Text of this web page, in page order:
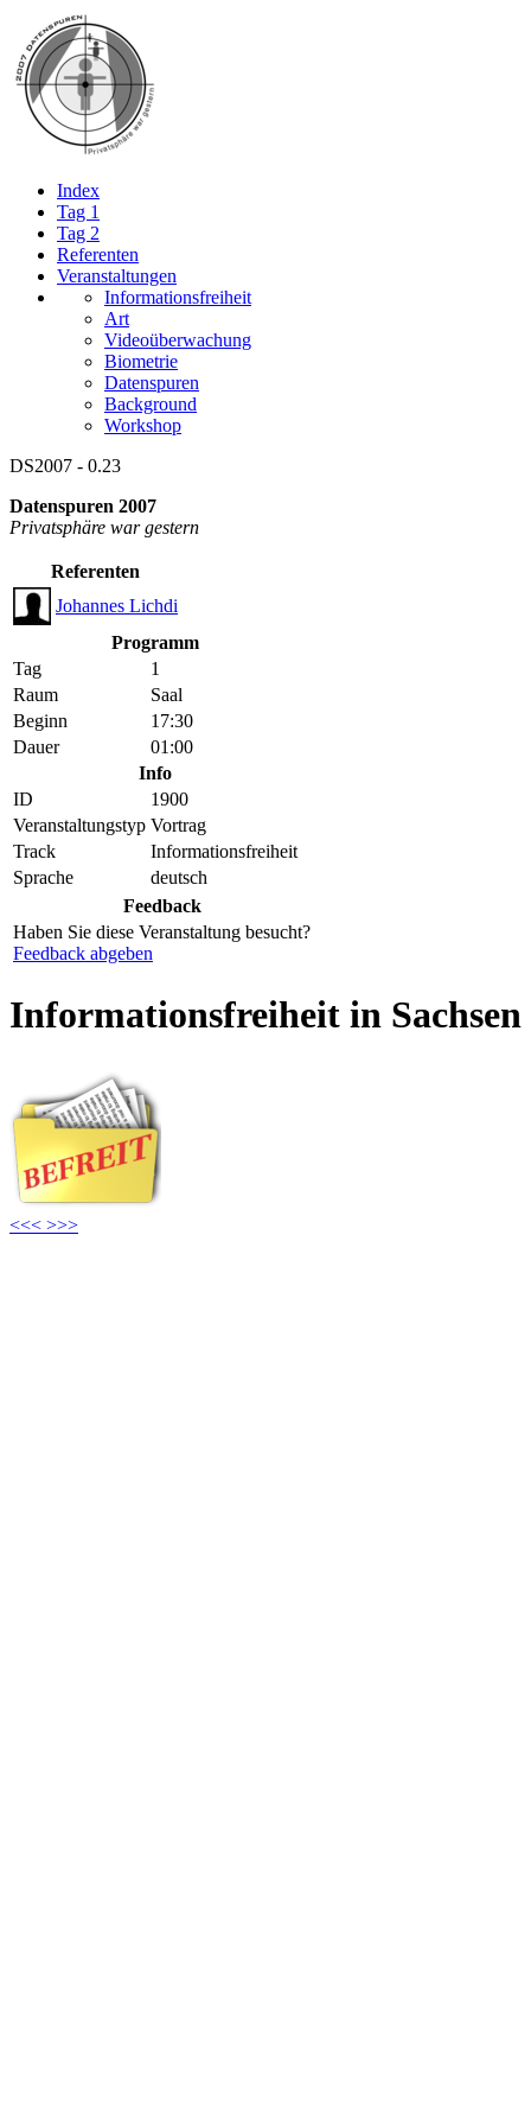
Index
Tag 1
Tag 2
Referenten
Veranstaltungen
Informationsfreiheit
Art
Videoüberwachung
Biometrie
Datenspuren
Background
Workshop
DS2007 - 0.23
Datenspuren 2007
Privatsphäre war gestern
Referenten
Johannes Lichdi
Programm
Tag
1
Raum
Saal
Beginn
17:30
Dauer
01:00
Info
ID
1900
Veranstaltungstyp Vortrag
Track
Informationsfreiheit
Sprache
deutsch
Feedback
Haben Sie diese Veranstaltung besucht?
Feedback abgeben
Informationsfreiheit in Sachsen
<<< >>>